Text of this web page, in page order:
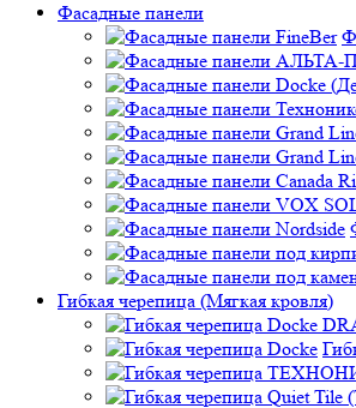
Фасадные панели
Гибкая черепица (Мягкая кровля)